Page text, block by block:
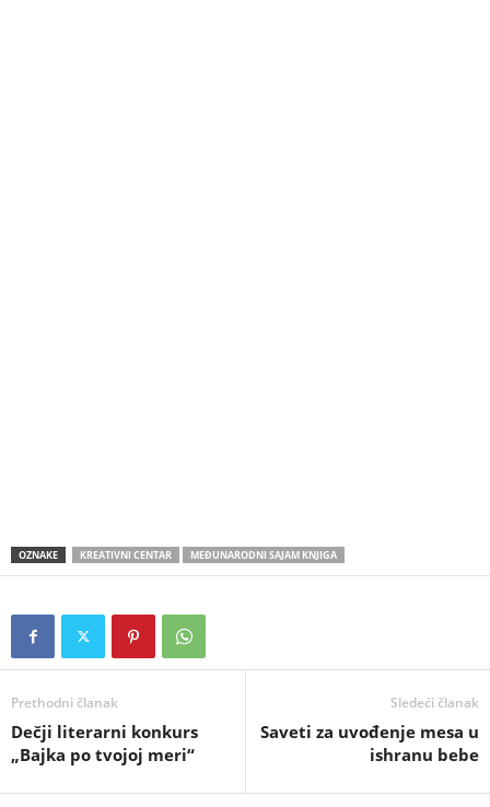
OZNAKE KREATIVNI CENTAR MEĐUNARODNI SAJAM KNJIGA
Prethodni članak
Dečji literarni konkurs
„Bajka po tvojoj meri“
Sledeći članak
Saveti za uvođenje mesa u
ishranu bebe